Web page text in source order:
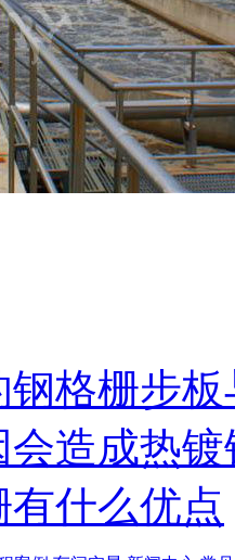
钢格栅步
造成热
什么优点